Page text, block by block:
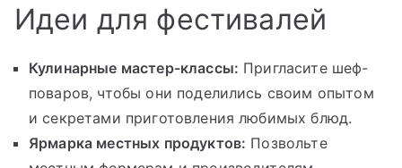
Идеи для фестивалей
Кулинарные мастер-классы: Пригласите шеф-
поваров, чтобы они поделились своим опытом
и секретами приготовления любимых блюд.
Ярмарка местных продуктов: Позвольте